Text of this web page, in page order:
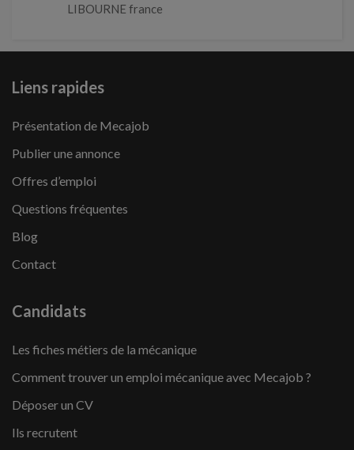
LIBOURNE france
Liens rapides
Présentation de Mecajob
Publier une annonce
Offres d’emploi
Questions fréquentes
Blog
Contact
Candidats
Les fiches métiers de la mécanique
Comment trouver un emploi mécanique avec Mecajob ?
Déposer un CV
Ils recrutent